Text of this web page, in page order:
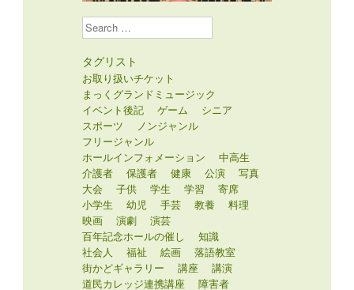
Search
タグリスト
お取り扱いチケット
まっくグランドミュージック
イベント後記
ゲーム
シニア
スポーツ
ノンジャンル
フリージャンル
ホールインフォメーション
中高生
介護者
保護者 健康 公演
写真
大会
子供 学生 学習
寄席
小学生
幼児 手芸 教養
料理
映画
演劇
演芸
百年記念ホールの催し
知識
社会人
福祉 絵画
落語教室
街かどギャラリー
講座
講演
道民カレッジ連携講座
障害者